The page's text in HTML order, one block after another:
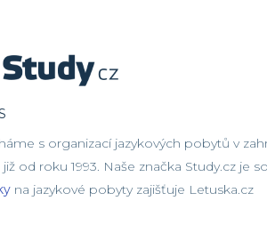
s organizací jazykových pobytů v
od roku 1993. Naše značka Study.cz je
na jazykové pobyty zajišťuje Letuska.cz